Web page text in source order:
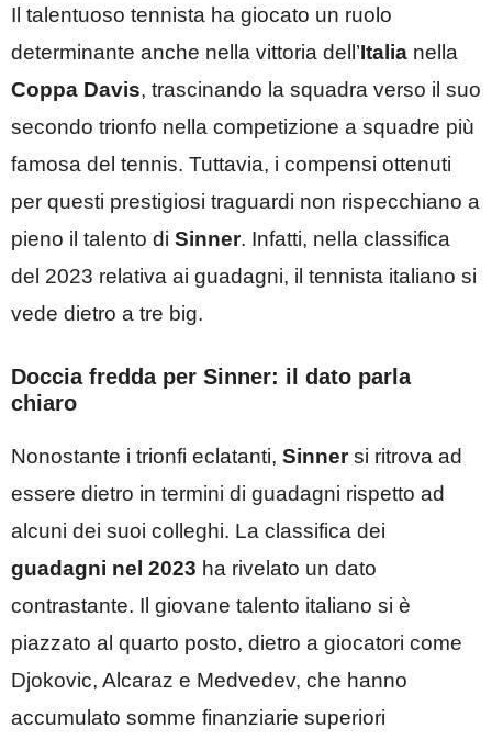
Il talentuoso tennista ha giocato un ruolo
determinante anche nella vittoria dell’Italia nella
Coppa Davis, trascinando la squadra verso il suo
secondo trionfo nella competizione a squadre più
famosa del tennis. Tuttavia, i compensi ottenuti
per questi prestigiosi traguardi non rispecchiano a
pieno il talento di Sinner. Infatti, nella classifica
del 2023 relativa ai guadagni, il tennista italiano si
vede dietro a tre big.
Doccia fredda per Sinner: il dato parla
chiaro
Nonostante i trionfi eclatanti, Sinnersi ritrova ad
essere dietro in termini di guadagni rispetto ad
alcuni dei suoi colleghi. La classifica dei
guadagni nel 2023 ha rivelato un dato
contrastante. Il giovane talento italiano si è
piazzato al quarto posto, dietro a giocatori come
Djokovic, Alcaraz e Medvedev, che hanno
accumulato somme finanziarie superiori